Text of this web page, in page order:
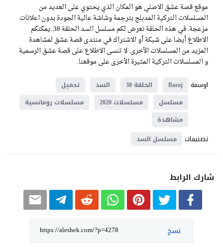
موقع قصة عشق الاصلي هو المكان الذي يحتوي على العديد من
المسلسلات التركية المدبلج بترجمة وشاشة عالية الجودة بدون اعلانات
مزعجة. في هذه الحلقة نعرض لكم مسلسل السد الحلقة 38 .يمكنكم
الاطلاع أيضا على شبكة أو الاشتراك في منتدى قصة عشق لمشاهدة
المزيد من المسلسلات الأخرى. لا تنسى الاطلاع على قصة عشق الرسمية
و المسلسلات التركية المثيرة الأخرى على موقعنا.
اوسمة
Baraj الحلقة 38 السد
تحميل
مسلسل
مسلسلات 2020
مسلسلات رومانسية
مشاهدة
تصنيفات مسلسل السد
شارك الرابط
نسخ